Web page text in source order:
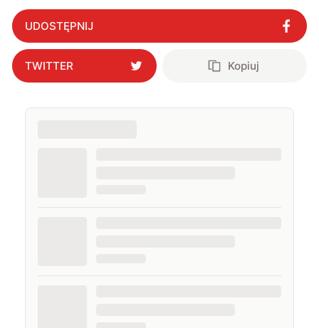
UDOSTĘPNIJ
TWITTER Kopiuj